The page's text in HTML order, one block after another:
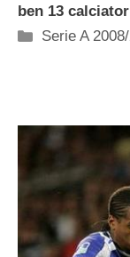
ben 13
Categorie
Serie A